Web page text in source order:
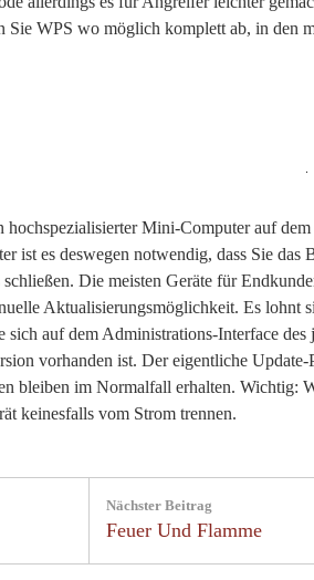
WPS wo möglich komplett ab, in den
Mini-Computer auf dem
ist es deswegen notwendig, dass Sie das
Die meisten Geräte für
Aktualisierungsmöglichkeit. Es lohnt
sich auf dem Administrations-Interface des
vorhanden ist. Der eigentliche Update-
bleiben im Normalfall erhalten. Wichtig:
keinesfalls vom Strom trennen.
Nächster Beitrag
Next
Post:
Feuer Und Flamme